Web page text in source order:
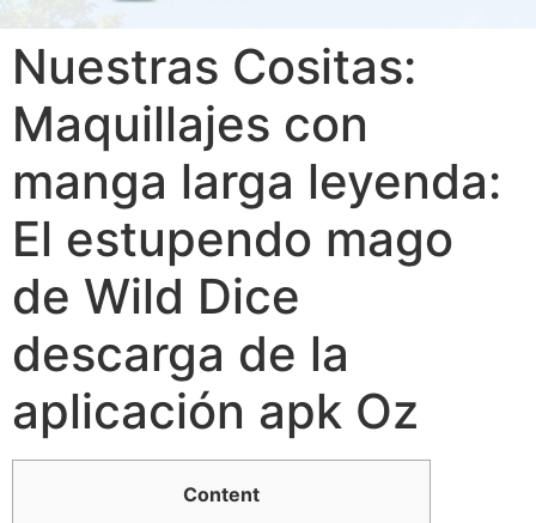
Nuestras Cositas:
Maquillajes con
manga larga leyenda:
El estupendo mago
de Wild Dice
descarga de la
aplicación apk Oz
Content